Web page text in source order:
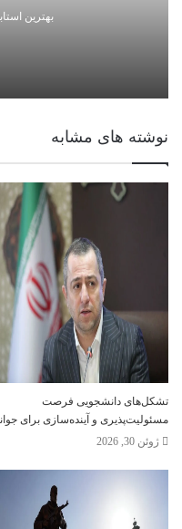
بهترین
نوشته های مشابه
تشکل‌های دانشجویی فرصت
مسئولیت‌پذیری و آینده‌سازی برای
ژوئن 30, 2026